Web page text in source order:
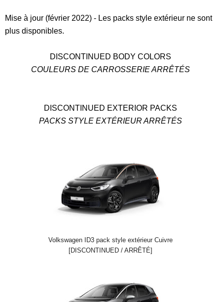
Mise à jour (février 2022) - Les packs style extérieur ne sont
plus disponibles.
DISCONTINUED BODY COLORS
COULEURS DE CARROSSERIE ARRÊTÉS
DISCONTINUED EXTERIOR PACKS
PACKS STYLE EXTÉRIEUR ARRÊTÉS
Volkswagen ID3 pack style extérieur Cuivre
[DISCONTINUED / ARRÊTÉ]